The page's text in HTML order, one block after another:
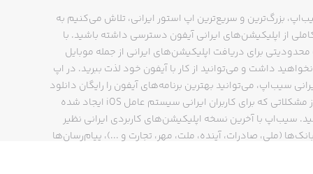
Note: MeisterTask requires a free
بزرگ‌ترین و سریع‌ترین اپ استور ایرانی، تلاش می‌کنیم به
از اپلیکیشن‌های ایرانی آیفون دسترسی داشته باشید. با
برای دریافت اپلیکیشن‌های ایرانی از جمله موبایل
داشت و می‌توانید از کار با آیفون خود لذت ببرید. در اپ
سیب‌اپ، می‌توانید بهترین برنامه‌های آیفون را رایگان دانلود
کنید و از مشکلاتی که برای کاربران ایرانی سیستم عامل iOS ایجاد شده
سیب‌اپ با آخرین نسخه اپلیکیشن‌های کاربردی ایرانی نظیر
(ملی، صادرات، آینده، ملت، مهر، تجارت و ...)، پیام‌رسان‌ها